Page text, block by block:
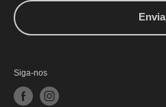
Siga-nos